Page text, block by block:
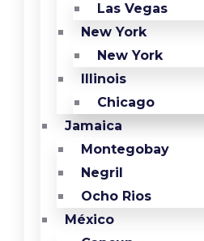
Las Vegas
New York
New York
Illinois
Chicago
Jamaica
Montegobay
Negril
Ocho Rios
México